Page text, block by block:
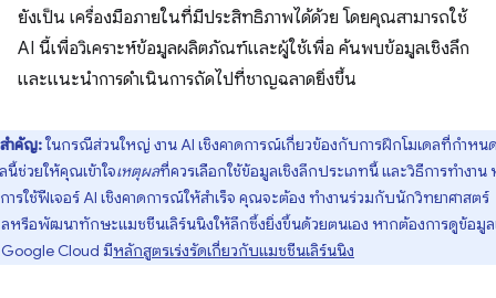
ยังเป็น เครื่องมือภายในที่มีประสิทธิภาพได้ด้วย โดยคุณสามารถใช้
AI นี้เพื่อวิเคราะห์ข้อมูลผลิตภัณฑ์และผู้ใช้เพื่อ ค้นพบข้อมูลเชิงลึก
และแนะนําการดําเนินการถัดไปที่ชาญฉลาดยิ่งขึ้น
สำคัญ:ในกรณีส่วนใหญ่ งาน AI เชิงคาดการณ์เกี่ยวข้องกับการฝึกโมเดลที่กำหน
นี้ช่วยให้คุณเข้าใจเหตุผลที่ควรเลือกใช้ข้อมูลเชิงลึกประเภทนี้ และวิธีการทำงาน
ารใช้ฟีเจอร์ AI เชิงคาดการณ์ให้สำเร็จ คุณจะต้อง ทำงานร่วมกับนักวิทยาศาสตร์
หรือพัฒนาทักษะแมชชีนเลิร์นนิงให้ลึกซึ้งยิ่งขึ้นด้วยตนเอง หากต้องการดูข้อมู
Google Cloud มีหลักสูตรเร่งรัดเกี่ยวกับแมชชีนเลิร์นนิง